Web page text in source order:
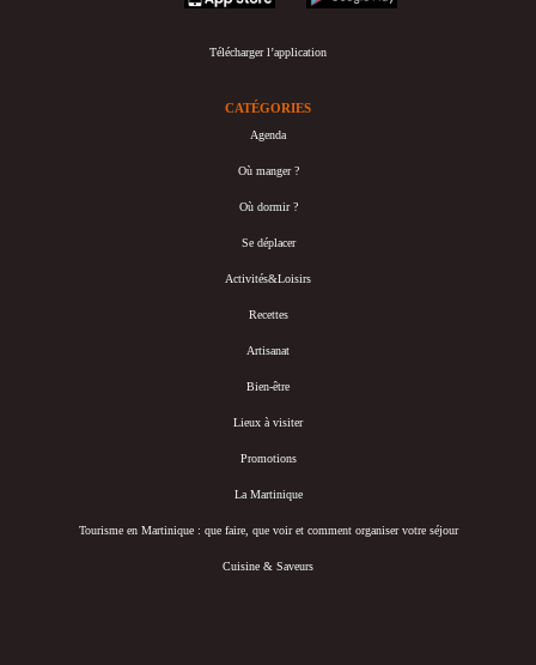
Télécharger l’application
CATÉGORIES
Agenda
Où manger ?
Où dormir ?
Se déplacer
Activités&Loisirs
Recettes
Artisanat
Bien-être
Lieux à visiter
Promotions
La Martinique
Tourisme en Martinique : que faire, que voir et comment organiser votre séjour
Cuisine & Saveurs